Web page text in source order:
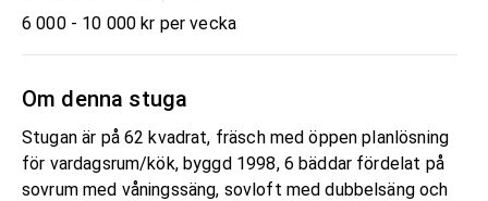
6 000 - 10 000 kr per vecka
Om denna stuga
Stugan är på 62 kvadrat, fräsch med öppen planlösning
för vardagsrum/kök, byggd 1998, 6 bäddar fördelat på
sovrum med våningssäng, sovloft med dubbelsäng och